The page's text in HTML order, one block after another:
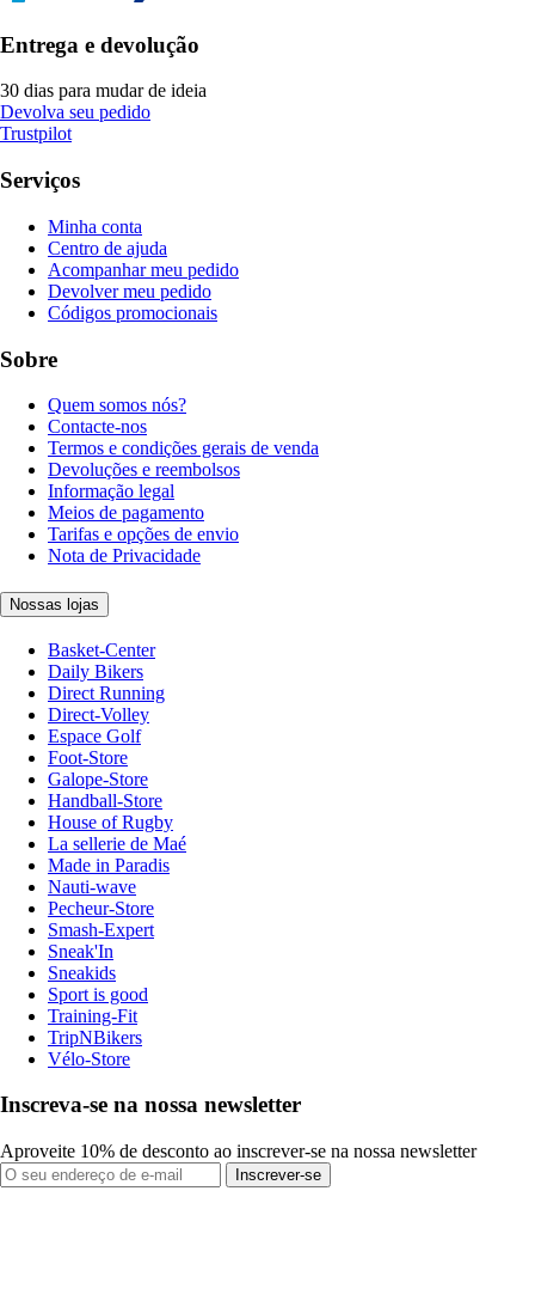
Entrega e devolução
30 dias para mudar de ideia
Devolva seu pedido
Trustpilot
Serviços
Minha conta
Centro de ajuda
Acompanhar meu pedido
Devolver meu pedido
Códigos promocionais
Sobre
Quem somos nós?
Contacte-nos
Termos e condições gerais de venda
Devoluções e reembolsos
Informação legal
Meios de pagamento
Tarifas e opções de envio
Nota de Privacidade
Nossas lojas
Basket-Center
Daily Bikers
Direct Running
Direct-Volley
Espace Golf
Foot-Store
Galope-Store
Handball-Store
House of Rugby
La sellerie de Maé
Made in Paradis
Nauti-wave
Pecheur-Store
Smash-Expert
Sneak'In
Sneakids
Sport is good
Training-Fit
TripNBikers
Vélo-Store
Inscreva-se na nossa newsletter
Aproveite 10% de desconto ao inscrever-se na nossa newsletter
Inscrever-se